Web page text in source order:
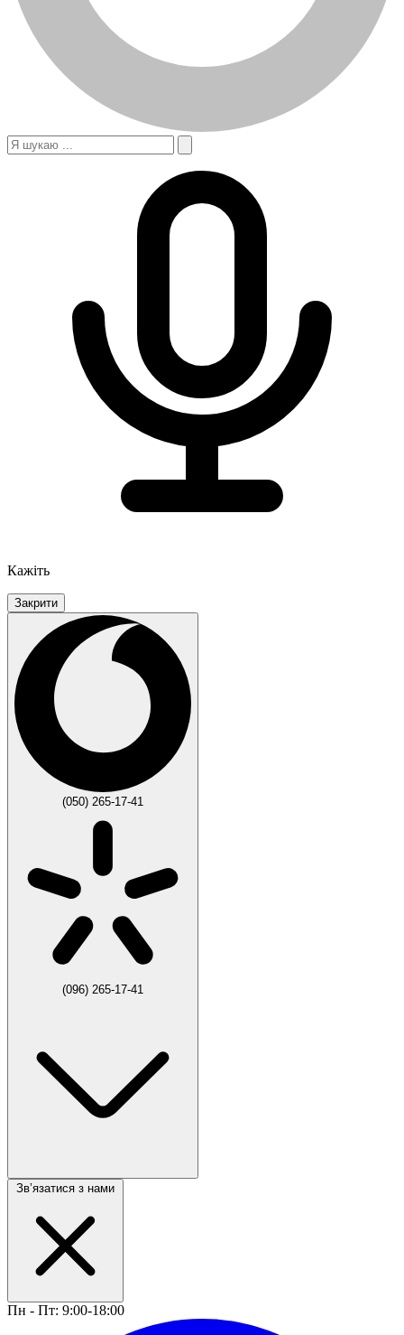
Кажіть
Закрити
(050) 265-17-41
(096) 265-17-41
Звʼязатися з нами
Пн - Пт: 9:00-18:00